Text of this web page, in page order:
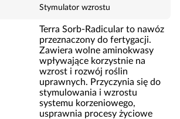
Stymulator wzrostu
Terra Sorb-Radicular to nawóz
przeznaczony do fertygacji.
Zawiera wolne aminokwasy
wpływające korzystnie na
wzrost i rozwój roślin
uprawnych. Przyczynia się do
stymulowania i wzrostu
systemu korzeniowego,
usprawnia procesy życiowe